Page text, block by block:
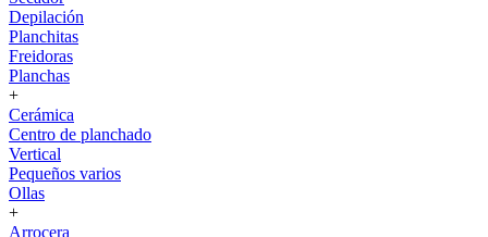
Depilación
Planchitas
Freidoras
Planchas
+
Cerámica
Centro de planchado
Vertical
Pequeños varios
Ollas
+
Arrocera